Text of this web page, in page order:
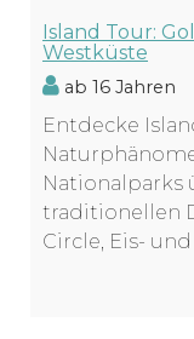
Island Tour:
Westküste
ab 16 Jahren
Entdecke
Nationalparks
traditionellen
Circle, Eis-